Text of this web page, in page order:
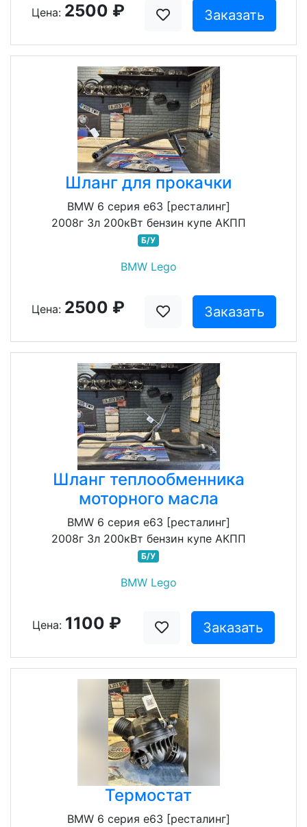
Цена: 2500 ₽ Заказать
Шланг для прокачки
BMW 6 серия e63 [ресталинг]
2008г 3л 200кВт бензин купе АКПП
Б/У
BMW Lego
Цена: 2500 ₽ Заказать
Шланг теплообменника
моторного масла
BMW 6 серия e63 [ресталинг]
2008г 3л 200кВт бензин купе АКПП
Б/У
BMW Lego
Цена: 1100 ₽ Заказать
Термостат
BMW 6 серия e63 [ресталинг]